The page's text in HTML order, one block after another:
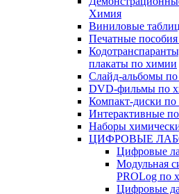
Химия
Виниловые
Печатные
плакаты по химии
Слайд-альбомы
DVD-фильмы по
Компакт-диски
Интерактивные
Наборы
ЦИФРОВЫЕ
Цифровые
Модульная
PROLog по
Цифровые